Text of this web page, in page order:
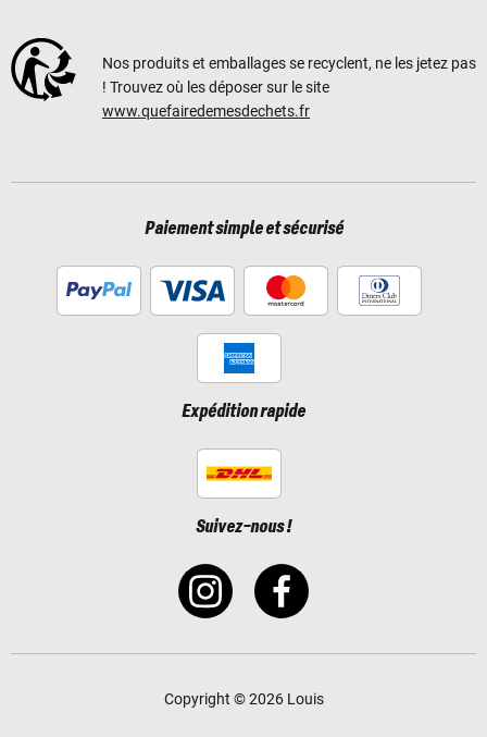
Nos produits et emballages se recyclent, ne les jetez pas
! Trouvez où les déposer sur le site
www.quefairedemesdechets.fr
Paiement simple et sécurisé
Expédition rapide
Suivez-nous !
Copyright © 2026 Louis